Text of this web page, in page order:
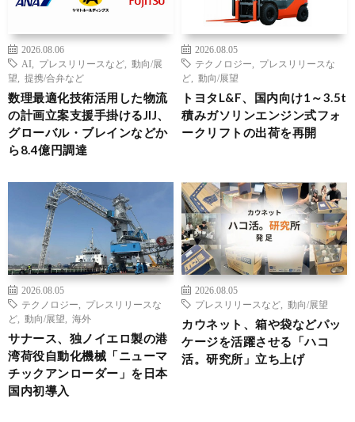
2026.08.06
AI
プレスリリースなど
動向/展
望
提携/合弁など
数理最適化技術活用した物流
の計画立案支援手掛けるJIJ、
グローバル・ブレインなどか
ら8.4億円調達
2026.08.05
テクノロジー
プレスリリースな
ど
動向/展望
トヨタL&F、国内向け1～3.5t
積みガソリンエンジン式フォ
ークリフトの出荷を再開
2026.08.05
テクノロジー
プレスリリースな
ど
動向/展望 海外
サナース、独ノイエロ製の港
湾荷役自動化機械「ニューマ
チックアンローダー」を日本
国内初導入
2026.08.05
プレスリリースなど
動向/展望
カウネット、箱や袋などパッ
ケージを活躍させる「ハコ
活。研究所」立ち上げ